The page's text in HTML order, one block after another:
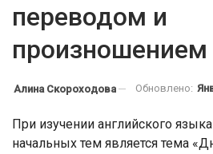
переводом и
произношением
Алина Скороходова Обновлено:
При изучении английского
начальных тем является тема